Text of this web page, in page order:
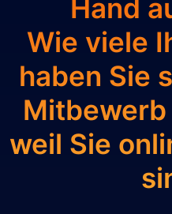
Hand
Wie viele
haben Sie
weil Sie